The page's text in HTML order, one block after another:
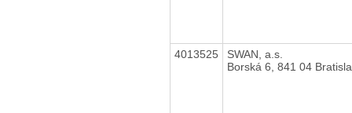
4013525
SWAN, a.s.
Borská 6, 841 04